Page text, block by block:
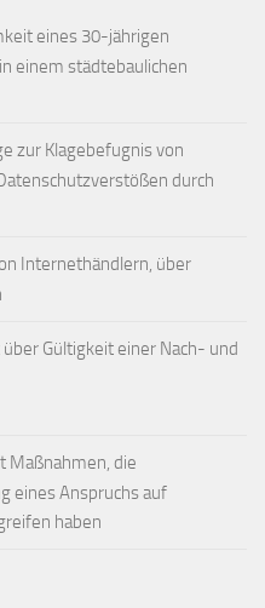
eines 30-jährigen
einem städtebaulichen
zur Klagebefugnis von
durch
Internethändlern, über
Gültigkeit einer Nach- und
Maßnahmen, die
eines Anspruchs auf
haben